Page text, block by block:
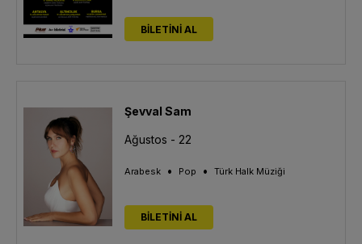
BİLETİNİ AL
Şevval Sam
Ağustos - 22
Arabesk • Pop • Türk Halk Müziği
BİLETİNİ AL